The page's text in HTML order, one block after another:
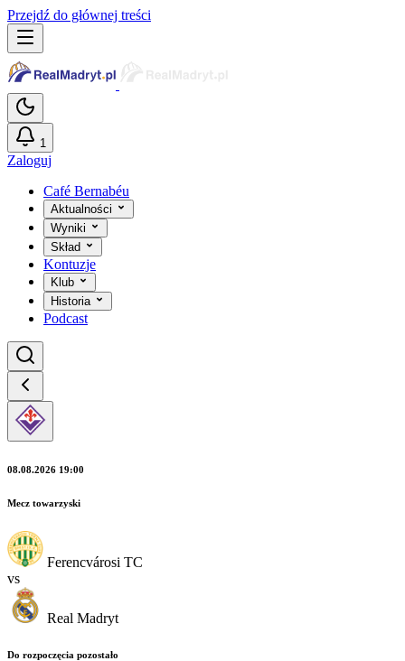
Przejdź do głównej treści
1
Zaloguj
Café Bernabéu
Aktualności
Wyniki
Skład
Kontuzje
Klub
Historia
Podcast
08.08.2026 19:00
Mecz towarzyski
Ferencvárosi TC
vs
Real Madryt
Do rozpoczęcia pozostało